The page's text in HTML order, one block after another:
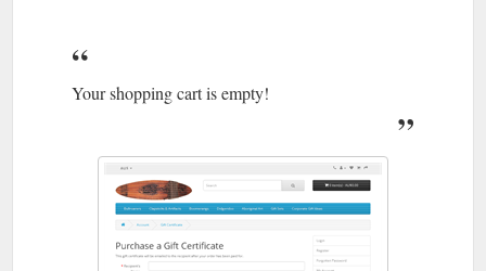
Your shopping cart is empty!